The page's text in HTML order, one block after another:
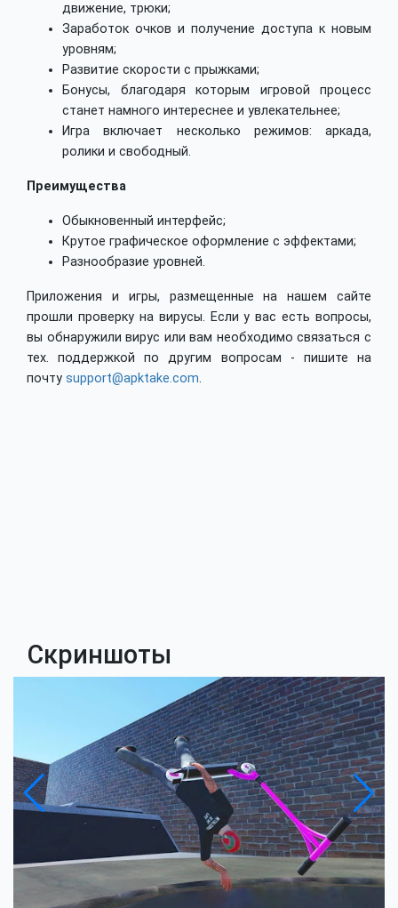
движение, трюки;
Заработок очков и получение доступа к новым
уровням;
Развитие скорости с прыжками;
Бонусы, благодаря которым игровой процесс
станет намного интереснее и увлекательнее;
Игра включает несколько режимов: аркада,
ролики и свободный.
Преимущества
Обыкновенный интерфейс;
Крутое графическое оформление с эффектами;
Разнообразие уровней.
Приложения и игры, размещенные на нашем сайте
прошли проверку на вирусы. Если у вас есть вопросы,
вы обнаружили вирус или вам необходимо связаться с
тех. поддержкой по другим вопросам - пишите на
почту support@apktake.com.
Скриншоты